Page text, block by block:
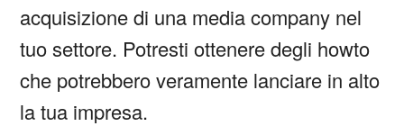
acquisizione di una media company nel
tuo settore. Potresti ottenere degli howto
che potrebbero veramente lanciare in alto
la tua impresa.